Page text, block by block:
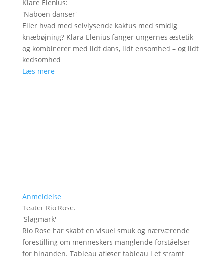
Klare Elenius:
'Naboen danser'
Eller hvad med selvlysende kaktus med smidig
knæbøjning? Klara Elenius fanger ungernes æstetik
og kombinerer med lidt dans, lidt ensomhed – og lidt
kedsomhed
Læs mere
Anmeldelse
Teater Rio Rose:
'Slagmark'
Rio Rose har skabt en visuel smuk og nærværende
forestilling om menneskers manglende forståelser
for hinanden. Tableau afløser tableau i et stramt